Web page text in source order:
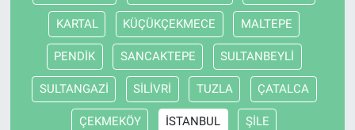
KARTAL KÜÇÜKÇEKMECE MALTEPE
PENDİK SANCAKTEPE SULTANBEYLİ
SULTANGAZİ SİLİVRİ TUZLA ÇATALCA
ÇEKMEKÖY İSTANBUL ŞİLE